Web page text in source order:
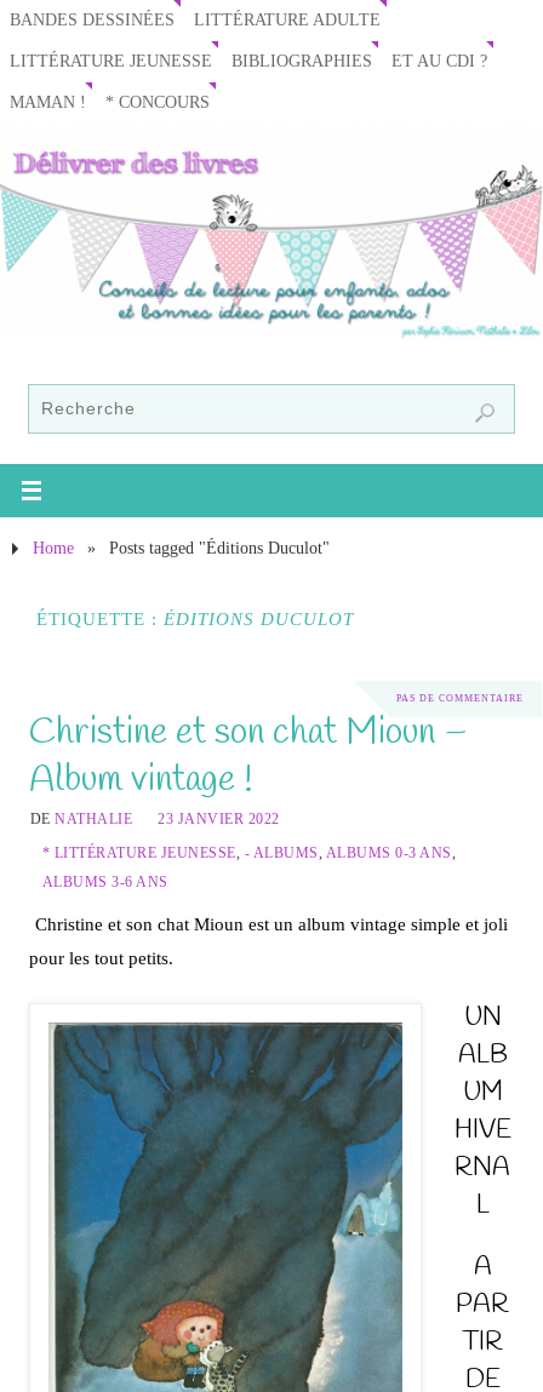
BANDES DESSINÉES LITTÉRATURE ADULTE
LITTÉRATURE JEUNESSE BIBLIOGRAPHIES ET AU CDI ?
MAMAN ! * CONCOURS
Home » Posts tagged "Éditions Duculot"
ÉTIQUETTE : ÉDITIONS DUCULOT
PAS DE COMMENTAIRE
Christine et son chat Mioun –
Album vintage !
DENATHALIE
23 JANVIER 2022
* LITTÉRATURE JEUNESSE, - ALBUMS, ALBUMS 0-3 ANS,
ALBUMS 3-6 ANS
Christine et son chat Mioun est un album vintage simple et joli
pour les tout petits.
UN
ALB
UM
HIVE
RNA
L
A
PAR
TIR
DE